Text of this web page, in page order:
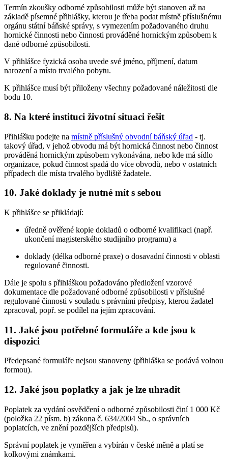
Termín zkoušky odborné způsobilosti může být stanoven až na
základě písemné přihlášky, kterou je třeba podat místně příslušnému
orgánu státní báňské správy, s vymezením požadovaného druhu
hornické činnosti nebo činnosti prováděné hornickým způsobem k
dané odborné způsobilosti.
V přihlášce fyzická osoba uvede své jméno, příjmení, datum
narození a místo trvalého pobytu.
K přihlášce musí být přiloženy všechny požadované náležitosti dle
bodu 10.
8. Na které instituci životní situaci řešit
Přihlášku podejte na místně příslušný obvodní báňský úřad - tj.
takový úřad, v jehož obvodu má být hornická činnost nebo činnost
prováděná hornickým způsobem vykonávána, nebo kde má sídlo
organizace, pokud činnost spadá do více obvodů, nebo v ostatních
případech dle místa trvalého bydliště žadatele.
10. Jaké doklady je nutné mít s sebou
K přihlášce se přikládají:
úředně ověřené kopie dokladů o odborné kvalifikaci (např.
ukončení magisterského studijního programu) a
doklady (délka odborné praxe) o dosavadní činnosti v oblasti
regulované činnosti.
Dále je spolu s přihláškou požadováno předložení vzorové
dokumentace dle požadované odborné způsobilosti v příslušné
regulované činnosti v souladu s právními předpisy, kterou žadatel
zpracoval, popř. se podílel na jejím zpracování.
11. Jaké jsou potřebné formuláře a kde jsou k
dispozici
Předepsané formuláře nejsou stanoveny (přihláška se podává volnou
formou).
12. Jaké jsou poplatky a jak je lze uhradit
Poplatek za vydání osvědčení o odborné způsobilosti činí 1 000 Kč
(položka 22 písm. b) zákona č. 634/2004 Sb., o správních
poplatcích, ve znění pozdějších předpisů).
Správní poplatek je vyměřen a vybírán v české měně a platí se
kolkovými známkami.